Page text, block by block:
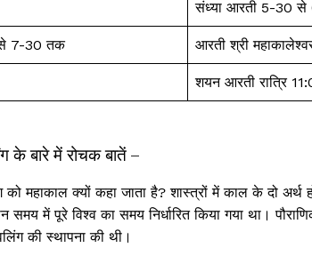
संध्या आरती 5-30
से 7-30 तक आरती श्री
शयन आरती रात्रि
के बारे में रोचक बातें –
को महाकाल क्यों कहा जाता है? शास्त्रों में काल के दो
समय में पूरे विश्व का समय निर्धारित किया गया था।
की स्थापना की थी।